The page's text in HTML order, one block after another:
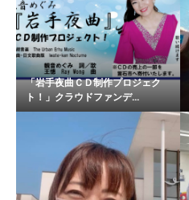
「岩手夜曲ＣＤ制作プロジェク
ト！」クラウドファンデ...